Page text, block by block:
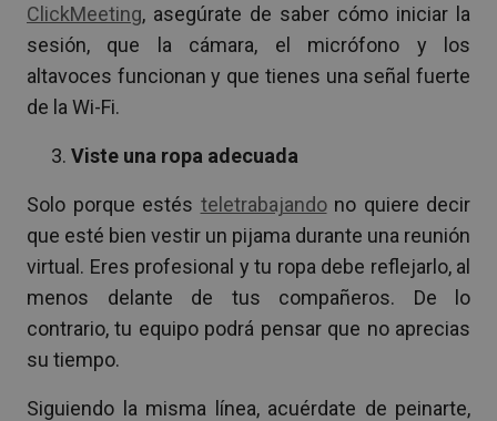
ClickMeeting, asegúrate de saber cómo iniciar la
sesión, que la cámara, el micrófono y los
altavoces funcionan y que tienes una señal fuerte
de la Wi-Fi.
Viste una ropa adecuada
Solo porque estés teletrabajandono quiere decir
que esté bien vestir un pijama durante una reunión
virtual. Eres profesional y tu ropa debe reflejarlo, al
menos delante de tus compañeros. De lo
contrario, tu equipo podrá pensar que no aprecias
su tiempo.
Siguiendo la misma línea, acuérdate de peinarte,